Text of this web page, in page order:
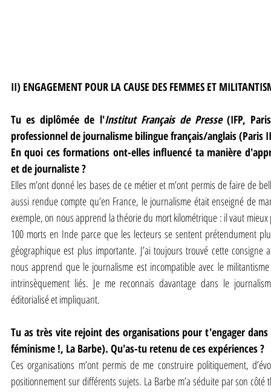
II) ENGAGEMENT POUR LA CAUSE DES FEMMES ET
Tu es diplômée de l'Institut Français de Presse (IFP,
professionnel de journalisme bilingue français/anglais (Paris
En quoi ces formations ont-elles influencé ta manière
et de journaliste ?
Elles m’ont donné les bases de ce métier et m’ont permis de faire de
aussi rendue compte qu’en France, le journalisme était enseigné de
exemple, on nous apprend la théorie du mort kilométrique : il vaut
100 morts en Inde parce que les lecteurs se sentent prétendument
géographique est plus importante. J’ai toujours trouvé cette consigne
nous apprend que le journalisme est incompatible avec le
intrinsèquement liés. Je me reconnais davantage dans le
éditorialisé et impliquant.
Tu as très vite rejoint des organisations pour t'engager
féminisme !, La Barbe). Qu'as-tu retenu de ces expériences ?
Ces organisations m’ont permis de me construire politiquement,
positionnement sur différents sujets. La Barbe m’a séduite par son